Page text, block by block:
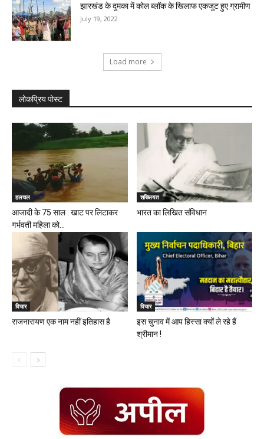
झारखंड के दुमका में कोल ब्लॉक के खिलाफ एकजुट हुए ग्रामीण
July 19, 2022
Load more
लोकप्रिय पोस्ट
हलचल
आजादी के 75 साल : खाट पर लिटाकर
गर्भवती महिला को...
शख्सियत
भारत का लिखित संविधान
विचार
राजनारायण एक नाम नहीं इतिहास है
विचार
इस चुनाव में आप हिस्सा क्यों ले रहे हैं
श्रीमान !